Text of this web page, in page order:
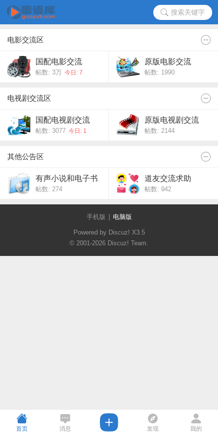
搜索关键字
电影交流区
国配电影交流
帖数: 3万 今日: 7
原版电影交流
帖数: 1990
电视剧交流区
国配电视剧交流
帖数: 3077 今日: 1
原版电视剧交流
帖数: 2144
其他公告区
有声小说和电子书
交流
帖数: 274
道友交流求助
帖数: 942
手机版 电脑版
Powered by Discuz! X3.5
© 2001-2026 Discuz! Team.
首页 消息 发现 我的